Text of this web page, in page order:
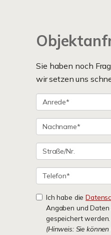
Sie haben noch
wir setzen uns
Ich habe die
Angaben und
gespeichert werden.
(Hinweis: Sie